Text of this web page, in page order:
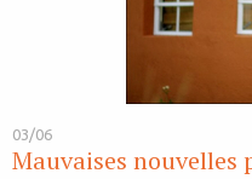
03/06
Mauvaises nouvelles